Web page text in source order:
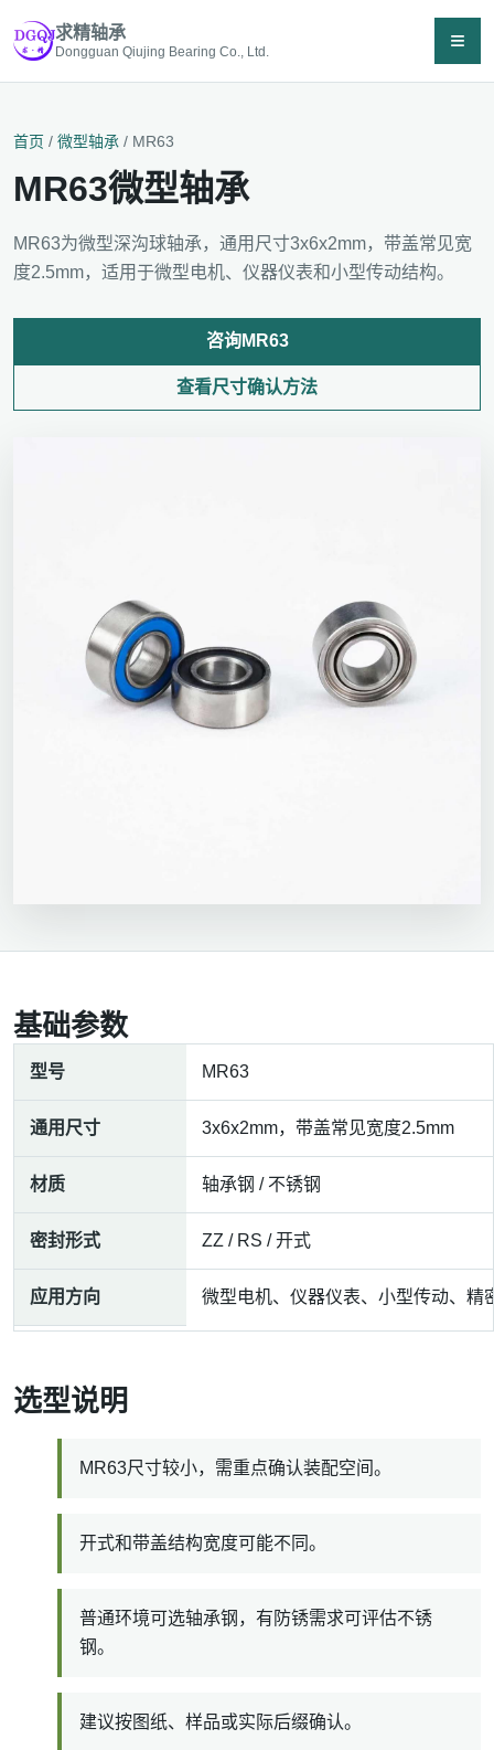
求精轴承
Dongguan Qiujing Bearing Co., Ltd. ≡
首页 / 微型轴承 / MR63
MR63微型轴承
MR63为微型深沟球轴承，通用尺寸3x6x2mm，带盖常见宽
度2.5mm，适用于微型电机、仪器仪表和小型传动结构。
咨询MR63
查看尺寸确认方法
基础参数
型号 MR63
通用尺寸 3x6x2mm，带盖常见宽度2.5mm
材质 轴承钢 / 不锈钢
密封形式 ZZ / RS / 开式
应用方向 微型电机、仪器仪表、小型传动、精
选型说明
MR63尺寸较小，需重点确认装配空间。
开式和带盖结构宽度可能不同。
普通环境可选轴承钢，有防锈需求可评估不锈
钢。
建议按图纸、样品或实际后缀确认。